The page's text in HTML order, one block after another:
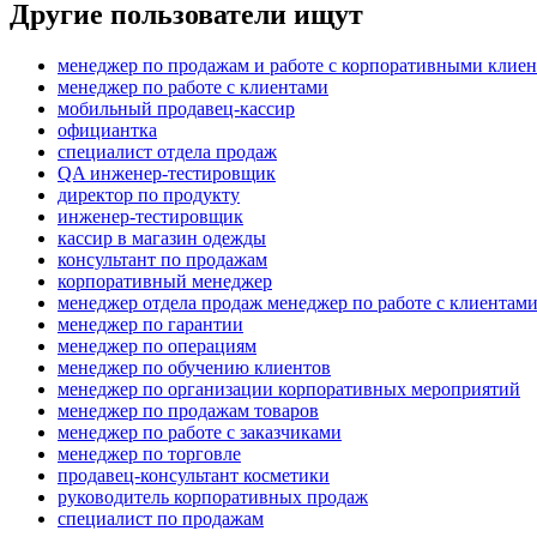
Другие пользователи ищут
менеджер по продажам и работе с корпоративными
менеджер по работе с клиентами
мобильный продавец-кассир
официантка
специалист отдела продаж
QA инженер-тестировщик
директор по продукту
инженер-тестировщик
кассир в магазин одежды
консультант по продажам
корпоративный менеджер
менеджер отдела продаж менеджер по работе с клиентами
менеджер по гарантии
менеджер по операциям
менеджер по обучению клиентов
менеджер по организации корпоративных мероприятий
менеджер по продажам товаров
менеджер по работе с заказчиками
менеджер по торговле
продавец-консультант косметики
руководитель корпоративных продаж
специалист по продажам